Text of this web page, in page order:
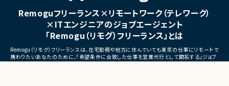
プロジェクト拡大に伴う増員募集
■担当工程
・要件定義
・基本設計
・詳細設計
・テスト
・リリース対応
Remoguフリーランス×リモートワーク（テレワーク）
×ITエンジニアのジョブエージェント
「Remogu（リモグ）フリーランス」とは
Remogu（リモグ）フリーランスは、在宅勤務や地方に住んでいても東京の仕事にリモートで
携わりたいあなたのために、「希望条件に合致した仕事を営業代行として開拓する」ジョブ
エージェントです。